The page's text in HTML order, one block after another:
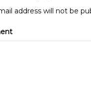
address will not be